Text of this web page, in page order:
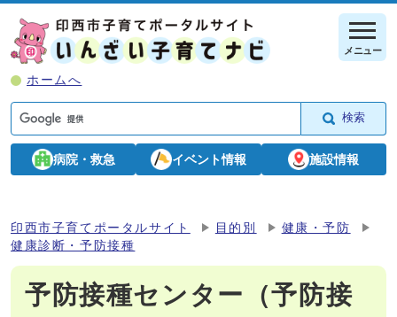
ホームへ
検索
病院・救急 イベント情報 施設情報
メニュー
印西市子育てポータルサイト 目的別
健康・予防
健康診断・予防接種
予防接種センター（予防接